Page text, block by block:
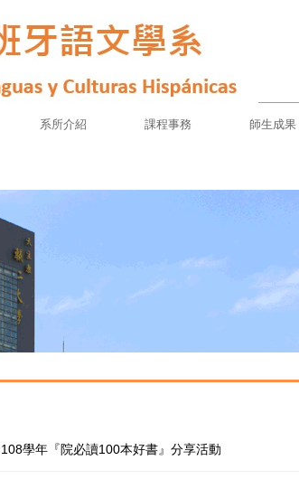
系所介紹 課程事務 師生成果
108學年『院必讀100本好書』分享活動